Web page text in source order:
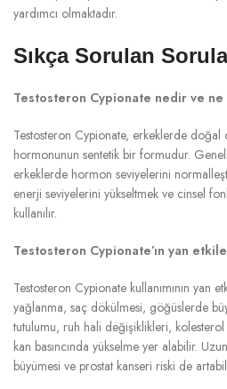
yardımcı olmaktadır.
Sıkça Sorulan
Testosteron Cypionate nedir ve ne
Testosteron Cypionate, erkeklerde doğal
hormonunun sentetik bir formudur.
erkeklerde hormon seviyelerini
enerji seviyelerini yükseltmek ve cinsel
kullanılır.
Testosteron Cypionate’ın yan
Testosteron Cypionate kullanımının yan
yağlanma, saç dökülmesi, göğüslerde
tutulumu, ruh hali değişiklikleri,
kan basıncında yükselme yer alabilir.
büyümesi ve prostat kanseri riski de